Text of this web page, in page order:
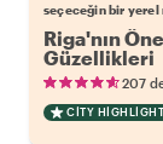
seçeceğin bir yerel
Riga'nın
Güzellikleri
207
CITY